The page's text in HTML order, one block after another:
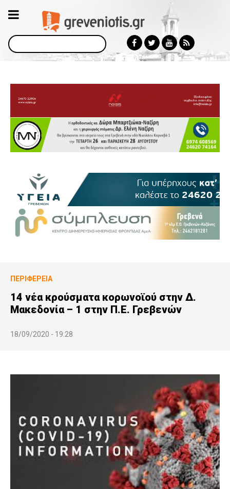
Αναζήτηση
ΠΕΡΙΦΈΡΕΙΑ
14 νέα κρούσματα κορωνοϊού στην Δ.
Μακεδονία – 1 στην Π.Ε. Γρεβενών
18/09/2020 - 19:28